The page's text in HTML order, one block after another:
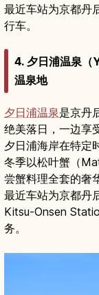
最近车站为京都丹
行车。
4. 夕日浦温泉
温泉地
夕日浦温泉是京丹
绝美落日，一边享
夕日浦海岸在特定
冬季以松叶蟹（
尝蟹料理全套的奢
最近车站为京都丹
Kitsu-Onsen
务。